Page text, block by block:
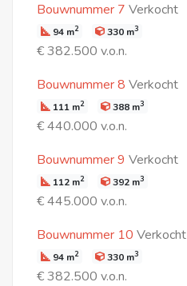
Bouwnummer 7 Verkocht
94 m2 330 m3
€ 382.500 v.o.n.
Bouwnummer 8 Verkocht
111 m2 388 m3
€ 440.000 v.o.n.
Bouwnummer 9 Verkocht
112 m2 392 m3
€ 445.000 v.o.n.
Bouwnummer 10 Verkocht
94 m2 330 m3
€ 382.500 v.o.n.